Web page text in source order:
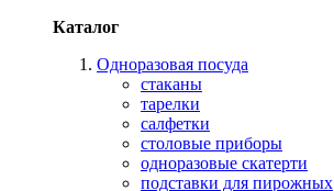
Каталог
Одноразовая посуда
стаканы
тарелки
салфетки
столовые приборы
одноразовые скатерти
подставки для пирожных